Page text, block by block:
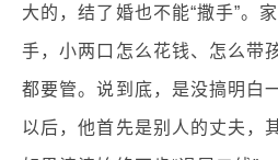
大的，结了婚也不能“撒手”。
手，小两口怎么花钱、怎么带
都要管。说到底，是没搞明白
以后，他首先是别人的丈夫，